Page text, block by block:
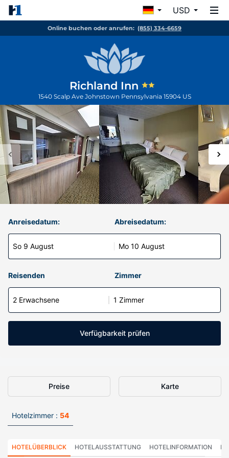
USD
Online buchen oder anrufen: (855) 334-6659
Richland Inn
1540 Scalp Ave Johnstown Pennsylvania 15904 US
Anreisedatum:
So 9 August
Abreisedatum:
Mo 10 August
Reisenden Zimmer
2 Erwachsene 1 Zimmer
Verfügbarkeit prüfen
Preise Karte
Hotelzimmer : 54
HOTELÜBERBLICK HOTELAUSSTATTUNG HOTELINFORMATION